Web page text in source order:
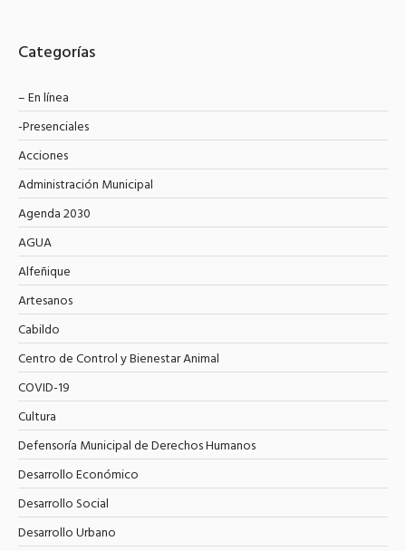
Categorías
– En línea
-Presenciales
Acciones
Administración Municipal
Agenda 2030
AGUA
Alfeñique
Artesanos
Cabildo
Centro de Control y Bienestar Animal
COVID-19
Cultura
Defensoría Municipal de Derechos Humanos
Desarrollo Económico
Desarrollo Social
Desarrollo Urbano